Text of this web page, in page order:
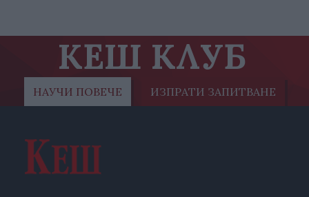
КЕШ КЛУБ
НАУЧИ ПОВЕЧЕ ИЗПРАТИ ЗАПИТВАНЕ